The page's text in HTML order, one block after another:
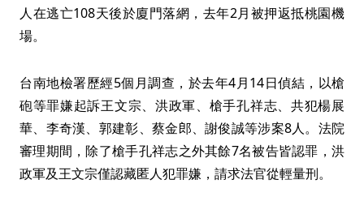
人在逃亡108天後於廈門落網，去年2月被押返抵桃園機
場。
台南地檢署歷經5個月調查，於去年4月14日偵結，以槍
砲等罪嫌起訴王文宗、洪政軍、槍手孔祥志、共犯楊展
華、李奇漢、郭建彰、蔡金郎、謝俊誠等涉案8人。法院
審理期間，除了槍手孔祥志之外其餘7名被告皆認罪，洪
政軍及王文宗僅認藏匿人犯罪嫌，請求法官從輕量刑。